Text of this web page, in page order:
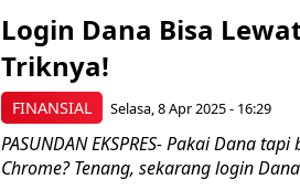
FINANSIAL
Login Dana Bisa
Triknya!
Selasa, 8 Apr 2025 - 16:29
PASUNDAN EKSPRES- Pakai Dana
Chrome? Tenang, sekarang login